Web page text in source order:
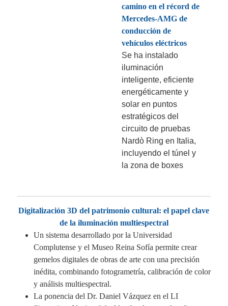
camino en el récord de
Mercedes-AMG de
conducción de
vehículos eléctricos
Se ha instalado
iluminación
inteligente, eficiente
energéticamente y
solar en puntos
estratégicos del
circuito de pruebas
Nardò Ring en Italia,
incluyendo el túnel y
la zona de boxes
Digitalización 3D del patrimonio cultural: el papel clave
de la iluminación multiespectral
Un sistema desarrollado por la Universidad
Complutense y el Museo Reina Sofía permite crear
gemelos digitales de obras de arte con una precisión
inédita, combinando fotogrametría, calibración de color
y análisis multiespectral.
La ponencia del Dr. Daniel Vázquez en el LI